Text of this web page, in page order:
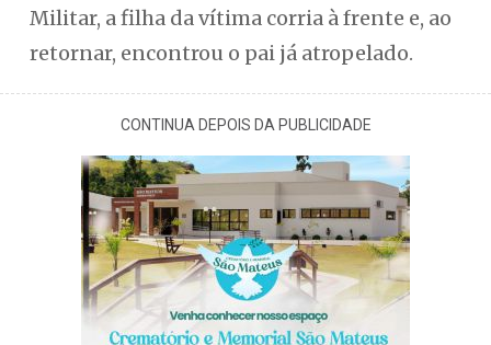
Militar, a filha da vítima corria à frente e, ao
retornar, encontrou o pai já atropelado.
CONTINUA DEPOIS DA PUBLICIDADE